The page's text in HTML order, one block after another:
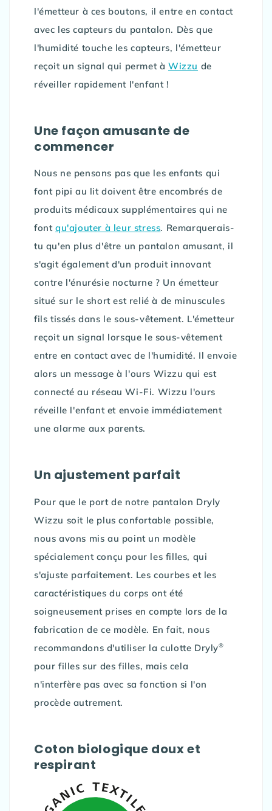
l'émetteur à ces boutons, il entre en contact
avec les capteurs du pantalon. Dès que
l'humidité touche les capteurs, l'émetteur
reçoit un signal qui permet àWizzu de
réveiller rapidement l'enfant !
Une façon amusante de
commencer
Nous ne pensons pas que les enfants qui
font pipi au lit doivent être encombrés de
produits médicaux supplémentaires qui ne
font qu'ajouter à leur stress. Remarquerais-
tu qu'en plus d'être un pantalon amusant, il
s'agit également d'un produit innovant
contre l'énurésie nocturne ? Un émetteur
situé sur le short est relié à de minuscules
fils tissés dans le sous-vêtement. L'émetteur
reçoit un signal lorsque le sous-vêtement
entre en contact avec de l'humidité. Il envoie
alors un message à l'ours Wizzu qui est
connecté au réseau Wi-Fi. Wizzu l'ours
réveille l'enfant et envoie immédiatement
une alarme aux parents.
Un ajustement parfait
Pour que le port de notre pantalon Dryly
Wizzu soit le plus confortable possible,
nous avons mis au point un modèle
spécialement conçu pour les filles, qui
s'ajuste parfaitement. Les courbes et les
caractéristiques du corps ont été
soigneusement prises en compte lors de la
fabrication de ce modèle. En fait, nous
recommandons d'utiliser la culotte Dryly®
pour filles sur des filles, mais cela
n'interfère pas avec sa fonction si l'on
procède autrement.
Coton biologique doux et
respirant